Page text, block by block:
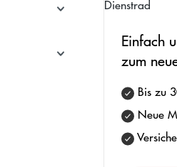
Einfach
zum
Bis zu
Neue